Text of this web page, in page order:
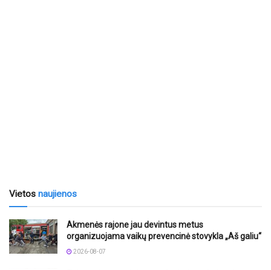
Vietos naujienos
Akmenės rajone jau devintus metus
organizuojama vaikų prevencinė stovykla „Aš galiu“
2026-08-07